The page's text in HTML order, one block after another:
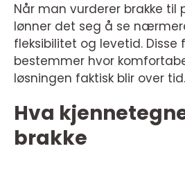
Når man vurderer brakke til
lønner det seg å se
fleksibilitet og levetid. Disse
bestemmer hvor
løsningen faktisk blir over tid.
Hva
brakke